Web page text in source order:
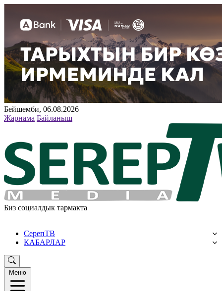
Бейшемби, 06.08.2026
Жарнама Байланыш
Биз социалдык тармакта
СерепТВ
КАБАРЛАР
Меню